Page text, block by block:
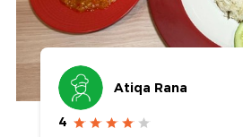
Atiqa Rana
4